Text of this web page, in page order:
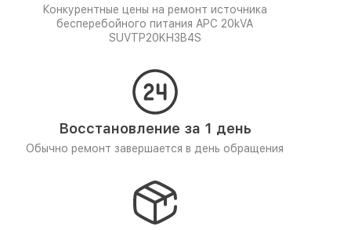
Конкурентные цены на ремонт источника
бесперебойного питания APC 20kVA
SUVTP20KH3B4S
Восстановление за 1 день
Обычно ремонт завершается в день обращения